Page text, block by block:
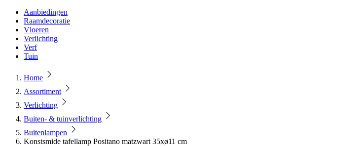
Aanbiedingen
Raamdecoratie
Vloeren
Verlichting
Verf
Tuin
Home
Assortiment
Verlichting
Buiten- & tuinverlichting
Buitenlampen
Konstsmide tafellamp Positano matzwart 35xø11 cm